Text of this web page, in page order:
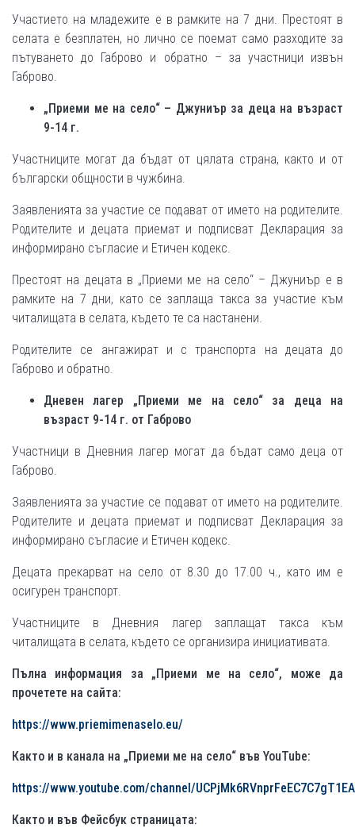
Участието на младежите е в рамките на 7 дни. Престоят в
селата е безплатен, но лично се поемат само разходите за
пътуването до Габрово и обратно – за участници извън
Габрово.
„Приеми ме на село“ – Джуниър за деца на възраст
9-14 г.
Участниците могат да бъдат от цялата страна, както и от
български общности в чужбина.
Заявленията за участие се подават от името на родителите.
Родителите и децата приемат и подписват Декларация за
информирано съгласие и Етичен кодекс.
Престоят на децата в „Приеми ме на село“ – Джуниър е в
рамките на 7 дни, като се заплаща такса за участие към
читалищата в селата, където те са настанени.
Родителите се ангажират и с транспорта на децата до
Габрово и обратно.
Дневен лагер „Приеми ме на село“ за деца на
възраст 9-14 г. от Габрово
Участници в Дневния лагер могат да бъдат само деца от
Габрово.
Заявленията за участие се подават от името на родителите.
Родителите и децата приемат и подписват Декларация за
информирано съгласие и Етичен кодекс.
Децата прекарват на село от 8.30 до 17.00 ч., като им е
осигурен транспорт.
Участниците в Дневния лагер заплащат такса към
читалищата в селата, където се организира инициативата.
Пълна информация за „Приеми ме на село“, може да
прочетете на сайта:
https://www.priemimenaselo.eu/
Както и в канала на „Приеми ме на село“ във YouTube:
https://www.youtube.com/channel/UCPjMk6RVnprFeEC7C7gT1EA
Както и във Фейсбук страницата: